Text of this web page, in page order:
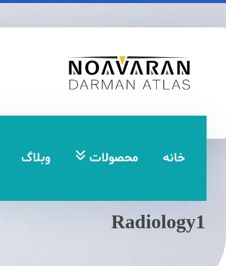
خانه محصولات وبلاگ
Radiology1